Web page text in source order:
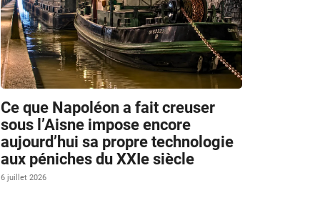
Ce que Napoléon a fait creuser
sous l’Aisne impose encore
aujourd’hui sa propre technologie
aux péniches du XXIe siècle
6 juillet 2026